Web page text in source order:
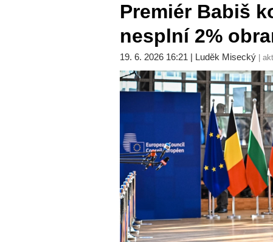
Premiér Babiš
nesplní 2%
19. 6. 2026 16:21 | Luděk Misecký |